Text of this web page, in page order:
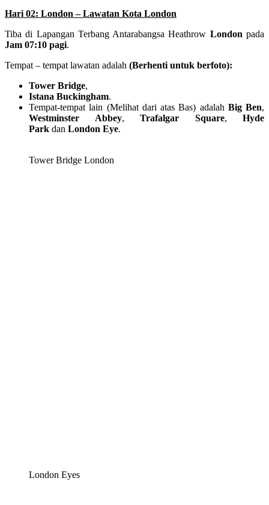
Hari 02: London – Lawatan Kota London
Tiba di Lapangan Terbang Antarabangsa Heathrow Londonpada
Jam 07:10 pagi.
Tempat – tempat lawatan adalah (Berhenti untuk berfoto):
Tower Bridge,
Istana Buckingham.
Tempat-tempat lain (Melihat dari atas Bas) adalah Big Ben,
Westminster Abbey, Trafalgar Square, Hyde
Park dan London Eye.
Tower Bridge London
London Eyes